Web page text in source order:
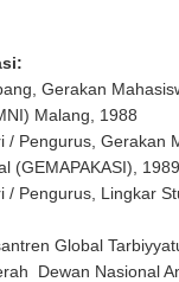
Gerakan
Malang, 1988
/ Pengurus, Gerakan
(GEMAPAKASI), 1989
/ Pengurus, Lingkar
Global
Dewan Nasional